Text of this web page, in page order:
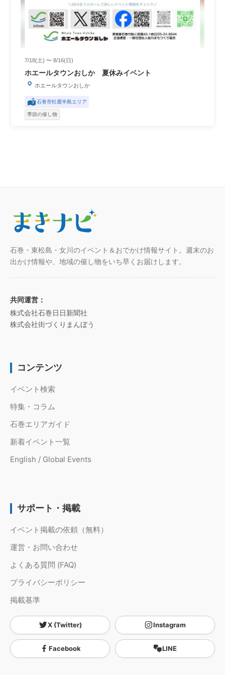
7/18(土) 〜 8/16(日)
ホエールタウンおしか 夏休みイベント
ホエールタウンおしか
石巻市牡鹿半島エリア
季節の催し物
石巻・東松島・女川のイベント＆おでかけ情報サイト。週末のお
出かけ情報や、地域の催し物をいち早くお届けします。
共同運営：
株式会社石巻日日新聞社
株式会社街づくりまんぼう
コンテンツ
イベント検索
特集・コラム
石巻エリアガイド
新着イベント一覧
English / Global Events
サポート・掲載
イベント掲載の依頼（無料）
運営・お問い合わせ
よくある質問 (FAQ)
プライバシーポリシー
掲載基準
X (Twitter) Instagram
Facebook LINE